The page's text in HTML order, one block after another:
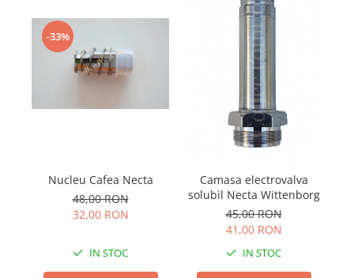
-33%
Nucleu Cafea Necta
48,00 RON
32,00 RON
IN STOC
Camasa electrovalva
solubil Necta Wittenborg
45,00 RON
41,00 RON
IN STOC